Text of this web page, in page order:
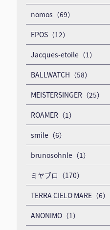
nomos（69）
EPOS（12）
Jacques-etoile（1）
BALLWATCH（58）
MEISTERSINGER（25）
ROAMER（1）
smile（6）
brunosohnle（1）
ミヤブロ（170）
TERRA CIELO MARE（6）
ANONIMO（1）